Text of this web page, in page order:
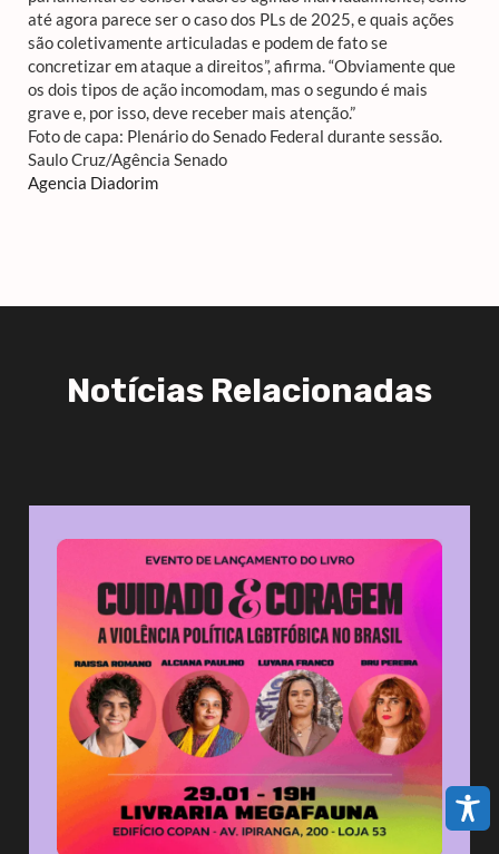
até agora parece ser o caso dos PLs de 2025, e quais ações
são coletivamente articuladas e podem de fato se
concretizar em ataque a direitos”, afirma. “Obviamente que
os dois tipos de ação incomodam, mas o segundo é mais
grave e, por isso, deve receber mais atenção.”
Foto de capa: Plenário do Senado Federal durante sessão.
Saulo Cruz/Agência Senado
Agencia Diadorim
Notícias Relacionadas